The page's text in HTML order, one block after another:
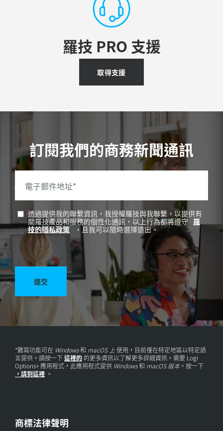
羅技 PRO 支援
取得支援
訂閱我們的商務新聞通訊
電子郵件地址*
透過提供我的聯繫資訊，我授權羅技與我聯繫，以提供有
關羅技產品和服務的個性化通訊，以上行為都將遵守 羅
技的隱私政策
，且我可以隨時選擇退出。
提交
*聽寫功能可在 Windows和 macOS 上使用，目前僅在特定地區以特定語
言提供。請按一下這裡的 的更多資訊以了解更多詳細資訊。需要 Logi
Options+ 應用程式，此應用程式提供 Windows和 macOS 版本。按一下
，請到這裡 。
商標法律聲明